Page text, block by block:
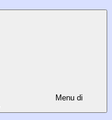
Menu di